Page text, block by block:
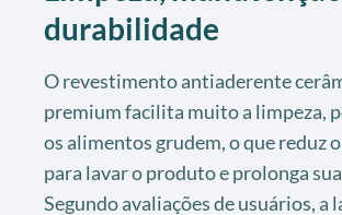
durabilidade
O revestimento antiaderente
premium facilita muito a limpeza,
os alimentos grudem, o que reduz
para lavar o produto e prolonga
Segundo avaliações de usuários, a